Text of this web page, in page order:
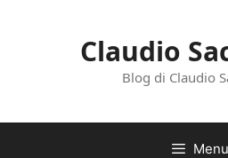
Claudio
Blog di Claudio
Menu